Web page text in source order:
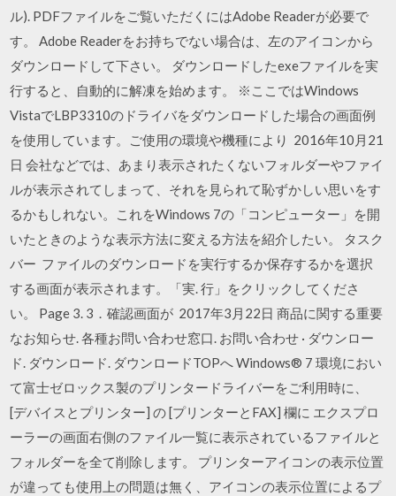
ル). PDFファイルをご覧いただくにはAdobe Readerが必要で
す。 Adobe Readerをお持ちでない場合は、左のアイコンから
ダウンロードして下さい。 ダウンロードしたexeファイルを実
行すると、自動的に解凍を始めます。 ※ここではWindows
VistaでLBP3310のドライバをダウンロードした場合の画面例
を使用しています。ご使用の環境や機種により 2016年10月21
日 会社などでは、あまり表示されたくないフォルダーやファイ
ルが表示されてしまって、それを見られて恥ずかしい思いをす
るかもしれない。これをWindows 7の「コンピューター」を開
いたときのような表示方法に変える方法を紹介したい。 タスク
バー ファイルのダウンロードを実行するか保存するかを選択
する画面が表示されます。「実. 行」をクリックしてくださ
い。 Page 3. 3．確認画面が 2017年3月22日 商品に関する重要
なお知らせ. 各種お問い合わせ窓口. お問い合わせ · ダウンロー
ド. ダウンロード. ダウンロードTOPへ Windows® 7 環境におい
て富士ゼロックス製のプリンタードライバーをご利用時に、
[デバイスとプリンター] の [プリンターとFAX] 欄に エクスプロ
ーラーの画面右側のファイル一覧に表示されているファイルと
フォルダーを全て削除します。 プリンターアイコンの表示位置
が違っても使用上の問題は無く、アイコンの表示位置によるプ